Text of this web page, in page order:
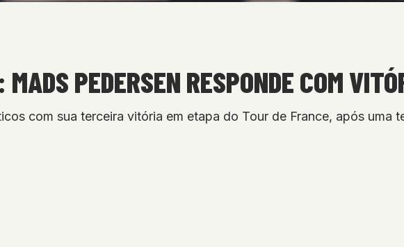
MADS PEDERSEN RESPONDE COM
com sua terceira vitória em etapa do Tour de France, após uma